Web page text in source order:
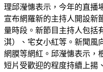
理邱瀅憓表示，今年的直播
宣布網羅新的主持人開設新
量時段。新節目主持人包括
淇）、宅女小紅等。新聞風
網膜等網紅。邱瀅憓表示，
短片受歡迎的程度持續上揚